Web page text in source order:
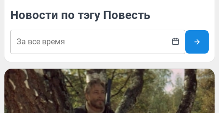
Новости по тэгу Повесть